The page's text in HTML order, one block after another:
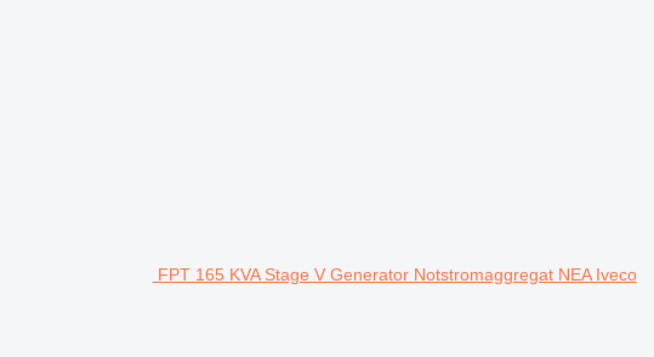
FPT 165 KVA Stage V Generator Notstromaggregat NEA Iveco